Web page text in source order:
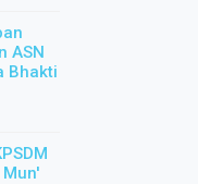
ASN
Bhakti